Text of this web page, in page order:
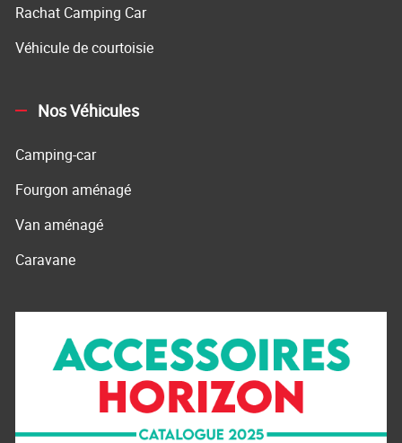
Rachat Camping Car
Véhicule de courtoisie
Nos Véhicules
Camping-car
Fourgon aménagé
Van aménagé
Caravane